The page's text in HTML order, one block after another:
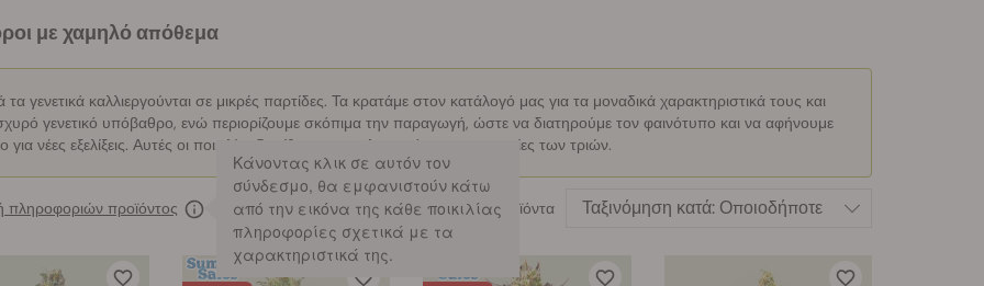
με χαμηλό απόθεμα
τα γενετικά καλλιεργούνται σε μικρές παρτίδες. Τα κρατάμε στον κατάλογό μας για τα μοναδικά χαρακτηριστικά τους και
γενετικό υπόβαθρο, ενώ περιορίζουμε σκόπιμα την παραγωγή, ώστε να διατηρούμε τον φαινότυπο και να αφήνουμε
για νέες εξελίξεις. Αυτές οι ποικιλίες διατίθενται αποκλειστικά σε συσκευασίες των τριών.
προϊόντος
Κάνοντας κλικ σε αυτόν τον
σύνδεσμο, θα εμφανιστούν κάτω
από την εικόνα της κάθε ποικιλίας
πληροφορίες σχετικά με τα
χαρακτηριστικά της.
28 προϊόντα Ταξινόμηση κατά: Οποιοδήποτε